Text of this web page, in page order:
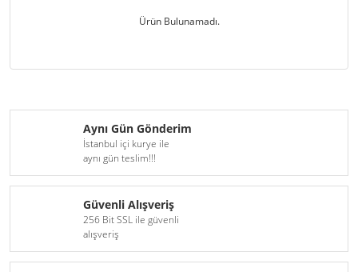
Ürün Bulunamadı.
Aynı Gün Gönderim
İstanbul içi kurye ile
aynı gün teslim!!!
Güvenli Alışveriş
256 Bit SSL ile güvenli
alışveriş